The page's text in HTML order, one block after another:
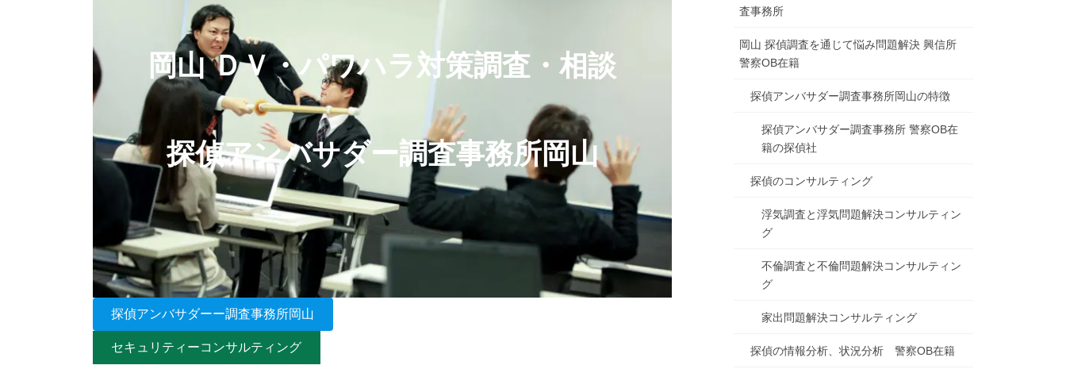
岡山 ＤＶ・パワハラ対策調査・相談
探偵アンバサダー調査事務所岡山
探偵アンバサダーー調査事務所岡山
セキュリティーコンサルティング
査事務所
岡山 探偵調査を通じて悩み問題解決 興信所
警察OB在籍
探偵アンバサダー調査事務所岡山の特徴
探偵アンバサダー調査事務所 警察OB在
籍の探偵社
探偵のコンサルティング
浮気調査と浮気問題解決コンサルティン
グ
不倫調査と不倫問題解決コンサルティン
グ
家出問題解決コンサルティング
探偵の情報分析、状況分析 警察OB在籍